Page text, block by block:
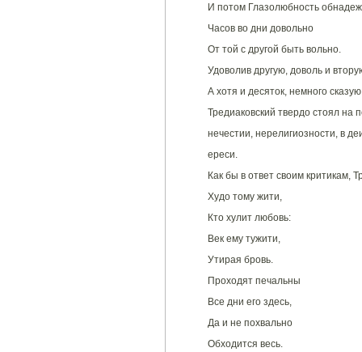
И потом Глазолюбность
Часов во дни довольно
От той с другой быть вольно.
Удоволив другую, доволь и
А хотя и десяток, немного
Тредиаковский твердо стоял на
нечестии, нерелигиозности, в
ереси.
Как бы в ответ своим критикам,
Худо тому жити,
Кто хулит любовь:
Век ему тужити,
Утирая бровь.
Проходят печальны
Все дни его здесь,
Да и не похвально
Обходится весь.